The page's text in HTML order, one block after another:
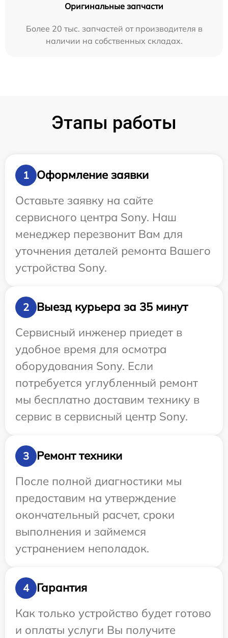
Оригинальные запчасти
Более 20 тыс. запчастей от производителя в
наличии на собственных складах.
Этапы работы
1
Оформление заявки
Оставьте заявку на сайте
сервисного центра Sony. Наш
менеджер перезвонит Вам для
уточнения деталей ремонта Вашего
устройства Sony.
2
Выезд курьера за 35 минут
Сервисный инженер приедет в
удобное время для осмотра
оборудования Sony. Если
потребуется углубленный ремонт
мы бесплатно доставим технику в
сервис в сервисный центр Sony.
3
Ремонт техники
После полной диагностики мы
предоставим на утверждение
окончательный расчет, сроки
выполнения и займемся
устранением неполадок.
4
Гарантия
Как только устройство будет готово
и оплаты услуги Вы получите